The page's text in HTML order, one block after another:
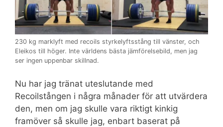
230 kg marklyft med recoils styrkelyftsstång till vänster, och
Eleikos till höger. Inte världens bästa jämförelsebild, men jag
ser ingen uppenbar skillnad.
Nu har jag tränat uteslutande med
Recoilstången i några månader för att utvärdera
den, men om jag skulle vara riktigt kinkig
framöver så skulle jag, enbart baserat på